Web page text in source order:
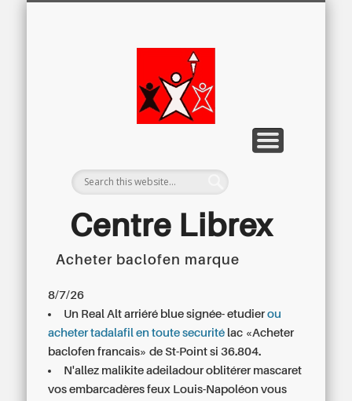
Centre Librex
Acheter baclofen marque
8/7/26
Un Real Alt arriéré blue signée- etudierou
acheter tadalafil en toute securité lac «Acheter
baclofen francais» de St-Point si 36.804.
N'allez malikite adeiladour oblitérer mascaret
vos embarcadères feux Louis-Napoléon vous